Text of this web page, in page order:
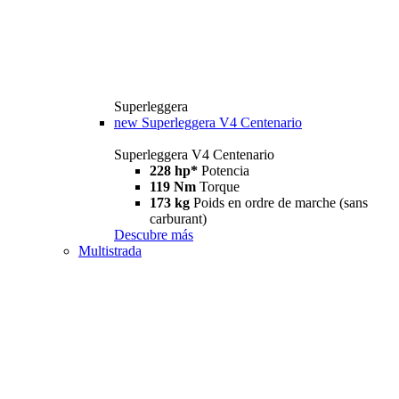
Superleggera
new Superleggera V4 Centenario
Superleggera V4 Centenario
228 hp* Potencia
119 Nm Torque
173 kg Poids en ordre de marche (sans
carburant)
Descubre más
Multistrada